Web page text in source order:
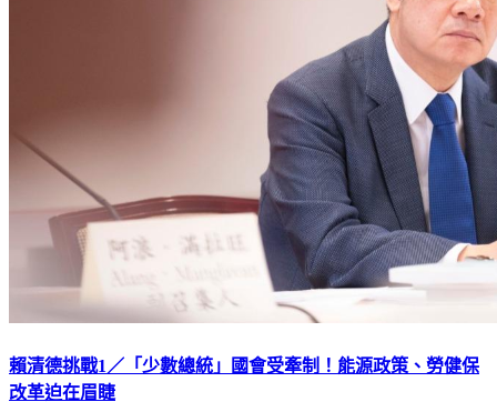
賴清德挑戰1／「少數總統」國會受牽制！能源政策、勞健保
改革迫在眉睫